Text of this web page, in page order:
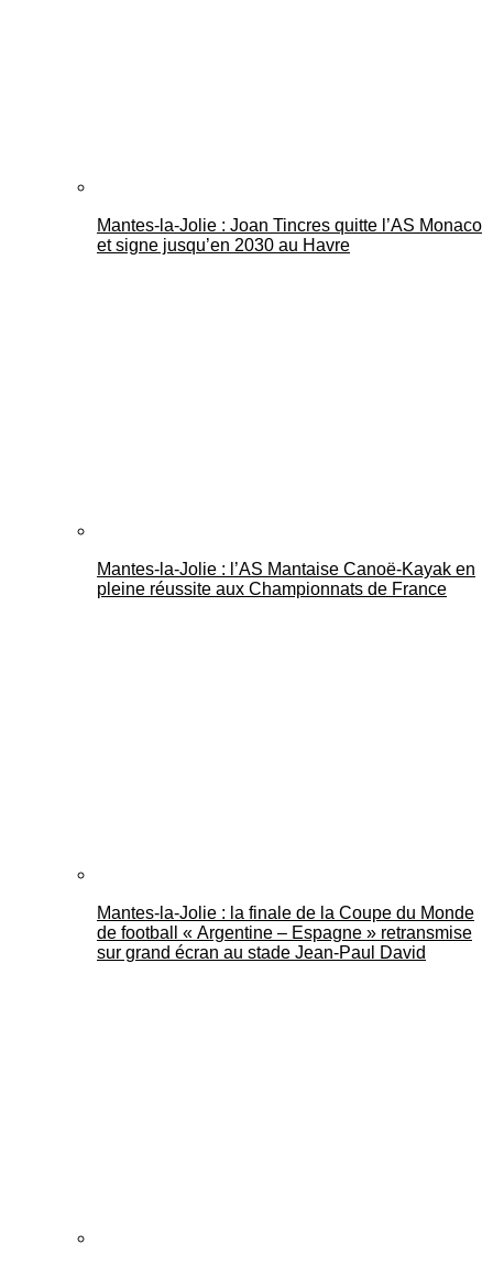
Mantes-la-Jolie : Joan Tincres quitte l’AS Monaco
et signe jusqu’en 2030 au Havre
Mantes-la-Jolie : l’AS Mantaise Canoë‑Kayak en
pleine réussite aux Championnats de France
Mantes-la-Jolie : la finale de la Coupe du Monde
de football « Argentine – Espagne » retransmise
sur grand écran au stade Jean-Paul David